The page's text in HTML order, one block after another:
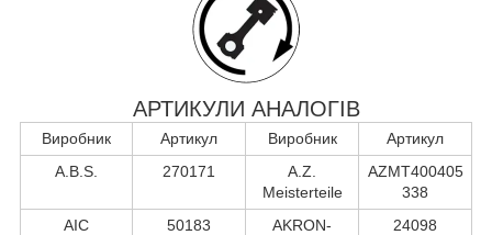
АРТИКУЛИ АНАЛОГІВ
Виробник Артикул Виробник
Артикул
A.B.S.
270171
A.Z.
Meisterteile
AZMT400405
338
AIC
50183
AKRON-
24098